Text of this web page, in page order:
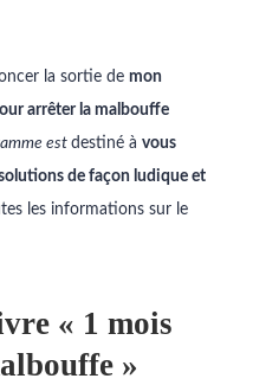
la sortie de mon
arrêter la malbouffe
est destiné à vous
de façon ludique et
les informations sur le
« 1 mois
»